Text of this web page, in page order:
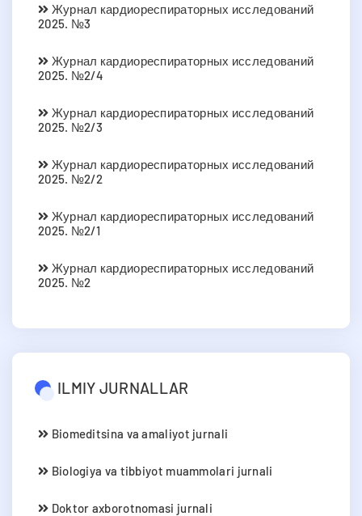
Журнал кардиореспираторных исследований
2025. №3
Журнал кардиореспираторных исследований
2025. №2/4
Журнал кардиореспираторных исследований
2025. №2/3
Журнал кардиореспираторных исследований
2025. №2/2
Журнал кардиореспираторных исследований
2025. №2/1
Журнал кардиореспираторных исследований
2025. №2
ILMIY JURNALLAR
Biomeditsina va amaliyot jurnali
Biologiya va tibbiyot muammolari jurnali
Doktor axborotnomasi jurnali